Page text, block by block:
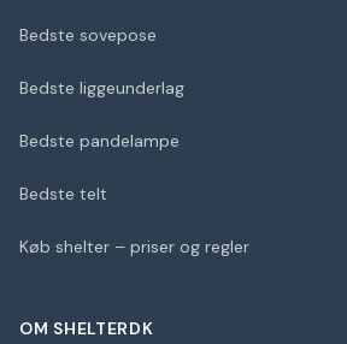
Bedste sovepose
Bedste liggeunderlag
Bedste pandelampe
Bedste telt
Køb shelter – priser og regler
OM SHELTERDK